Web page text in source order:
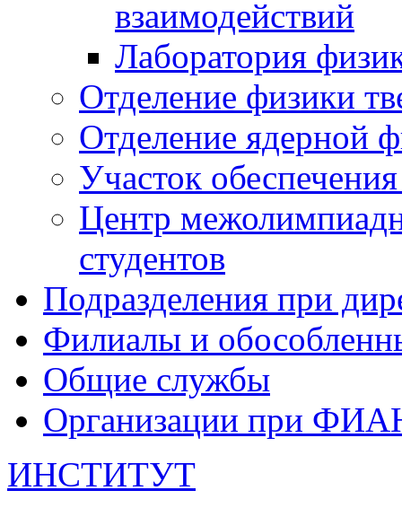
взаимодействий
Лаборатория
Отделение физики
Отделение ядерной
Участок
Центр
студентов
Подразделения при
Филиалы и
Общие службы
Организации при
ИНСТИТУТ